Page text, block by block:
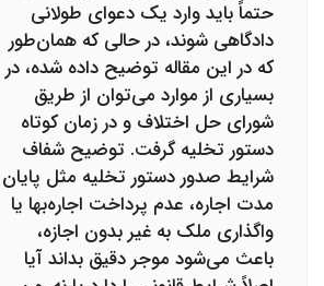
حتماً باید وارد یک دعوای طولانی
دادگاهی شوند، در حالی که همان‌طور
که در این مقاله توضیح داده شده، در
بسیاری از موارد می‌توان از طریق
شورای حل اختلاف و در زمان کوتاه
دستور تخلیه گرفت. توضیح شفاف
شرایط صدور دستور تخلیه مثل پایان
مدت اجاره، عدم پرداخت اجاره‌بها یا
واگذاری ملک به غیر بدون اجازه،
باعث می‌شود موجر دقیق بداند آیا